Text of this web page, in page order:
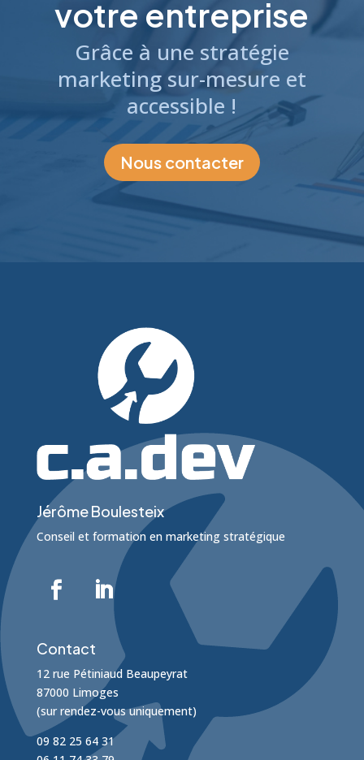
votre entreprise
Grâce à une stratégie
marketing sur-mesure et
accessible !
Nous contacter
Jérôme Boulesteix
Conseil et formation en marketing stratégique
Contact
12 rue Pétiniaud Beaupeyrat
87000 Limoges
(sur rendez-vous uniquement)
09 82 25 64 31